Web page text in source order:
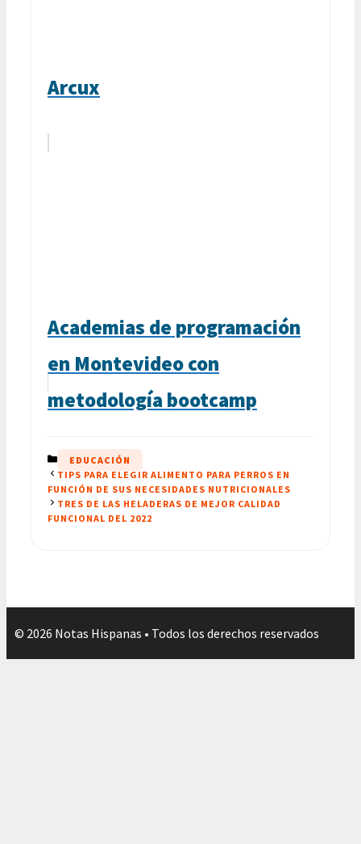
Arcux
Academias de programación
en Montevideo con
metodología bootcamp
CATEGORÍAS
EDUCACIÓN
TIPS PARA ELEGIR ALIMENTO PARA PERROS EN
FUNCIÓN DE SUS NECESIDADES NUTRICIONALES
TRES DE LAS HELADERAS DE MEJOR CALIDAD
FUNCIONAL DEL 2022
© 2026 Notas Hispanas • Todos los derechos reservados